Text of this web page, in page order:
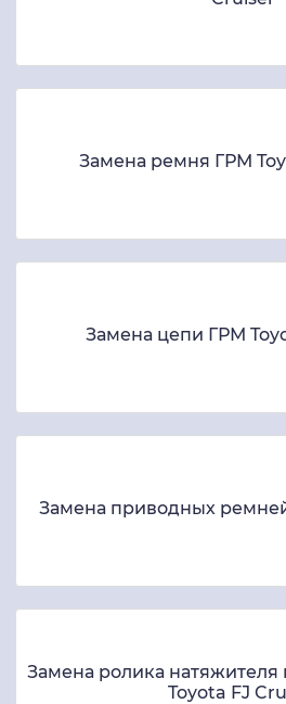
Замена ремня ГРМ
Замена цепи ГРМ
Замена приводных
Замена ролика
Toyota FJ